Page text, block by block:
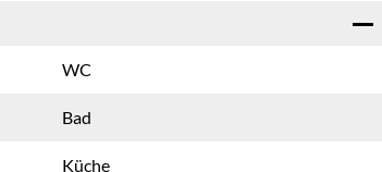
WC
Bad
Küche